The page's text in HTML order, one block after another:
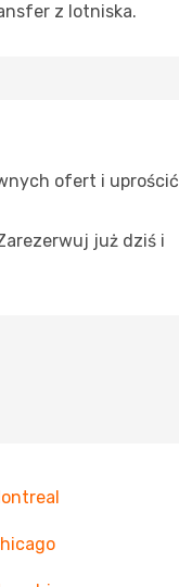
z lotniska.
ofert i uprościć
już dziś i